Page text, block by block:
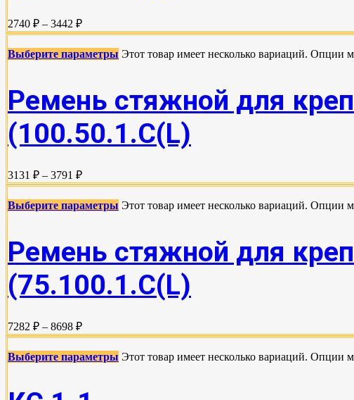
2740 ₽ – 3442 ₽
Выберите параметры Этот товар имеет несколько вариаций. Опции
Ремень стяжной для
(100.50.1.С(L)
3131 ₽ – 3791 ₽
Выберите параметры Этот товар имеет несколько вариаций. Опции
Ремень стяжной для
(75.100.1.C(L)
7282 ₽ – 8698 ₽
Выберите параметры Этот товар имеет несколько вариаций. Опции